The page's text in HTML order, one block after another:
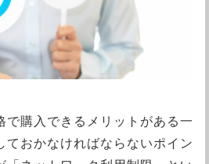
で購入できるメリットがある一
ておかなければならないポイン